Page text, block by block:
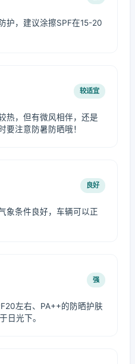
护，建议涂擦SPF在15-20
较适宜
热，但有微风相伴，还是
要注意防暑防晒哦！
良好
象条件良好，车辆可以正
强
左右、PA++的防晒护肤
日光下。